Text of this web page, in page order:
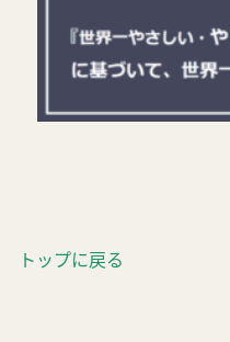
トップに戻る